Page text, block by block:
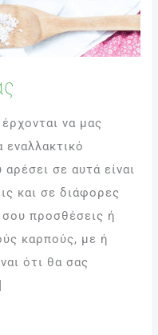
να μας
σε αυτά είναι
και σε διάφορες
σου προσθέσεις ή
καρπούς, με ή
ότι θα σας